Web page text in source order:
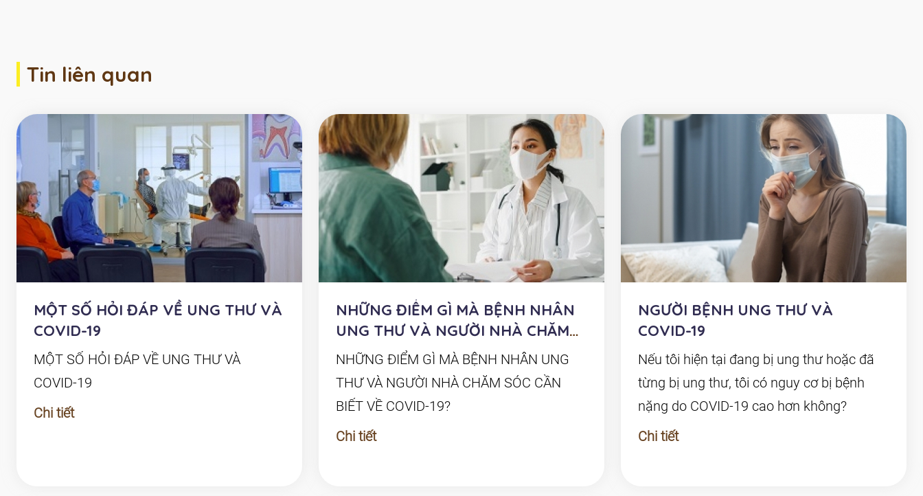
Tin liên quan
MỘT SỐ HỎI ĐÁP VỀ UNG THƯ VÀ
COVID-19
MỘT SỐ HỎI ĐÁP VỀ UNG THƯ VÀ
COVID-19
Chi tiết
NHỮNG ĐIỂM GÌ MÀ BỆNH NHÂN
UNG THƯ VÀ NGƯỜI NHÀ CHĂM
SÓC CẦN BIẾT VỀ COVID-...
NHỮNG ĐIỂM GÌ MÀ BỆNH NHÂN UNG
THƯ VÀ NGƯỜI NHÀ CHĂM SÓC CẦN
BIẾT VỀ COVID-19?
Chi tiết
NGƯỜI BỆNH UNG THƯ VÀ
COVID-19
Nếu tôi hiện tại đang bị ung thư hoặc đã
từng bị ung thư, tôi có nguy cơ bị bệnh
nặng do COVID-19 cao hơn không?
Chi tiết